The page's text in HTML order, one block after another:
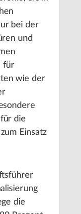
bei der
und
für
wie der
die
Einsatz
die